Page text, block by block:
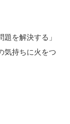
を解決する」
気持ちに火をつ